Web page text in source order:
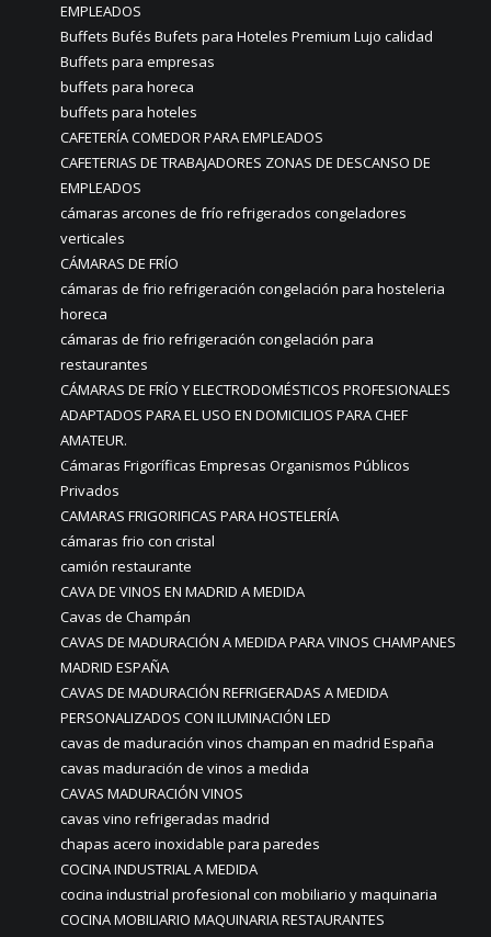
EMPLEADOS
Buffets Bufés Bufets para Hoteles Premium Lujo calidad
Buffets para empresas
buffets para horeca
buffets para hoteles
CAFETERÍA COMEDOR PARA EMPLEADOS
CAFETERIAS DE TRABAJADORES ZONAS DE DESCANSO DE
EMPLEADOS
cámaras arcones de frío refrigerados congeladores
verticales
CÁMARAS DE FRÍO
cámaras de frio refrigeración congelación para hosteleria
horeca
cámaras de frio refrigeración congelación para
restaurantes
CÁMARAS DE FRÍO Y ELECTRODOMÉSTICOS PROFESIONALES
ADAPTADOS PARA EL USO EN DOMICILIOS PARA CHEF
AMATEUR.
Cámaras Frigoríficas Empresas Organismos Públicos
Privados
CAMARAS FRIGORIFICAS PARA HOSTELERÍA
cámaras frio con cristal
camión restaurante
CAVA DE VINOS EN MADRID A MEDIDA
Cavas de Champán
CAVAS DE MADURACIÓN A MEDIDA PARA VINOS CHAMPANES
MADRID ESPAÑA
CAVAS DE MADURACIÓN REFRIGERADAS A MEDIDA
PERSONALIZADOS CON ILUMINACIÓN LED
cavas de maduración vinos champan en madrid España
cavas maduración de vinos a medida
CAVAS MADURACIÓN VINOS
cavas vino refrigeradas madrid
chapas acero inoxidable para paredes
COCINA INDUSTRIAL A MEDIDA
cocina industrial profesional con mobiliario y maquinaria
COCINA MOBILIARIO MAQUINARIA RESTAURANTES